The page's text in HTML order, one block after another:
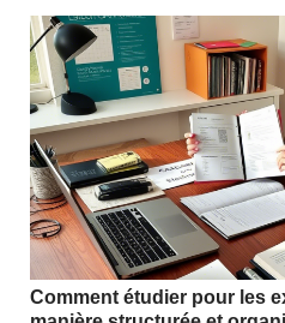
Comment étudier pour les